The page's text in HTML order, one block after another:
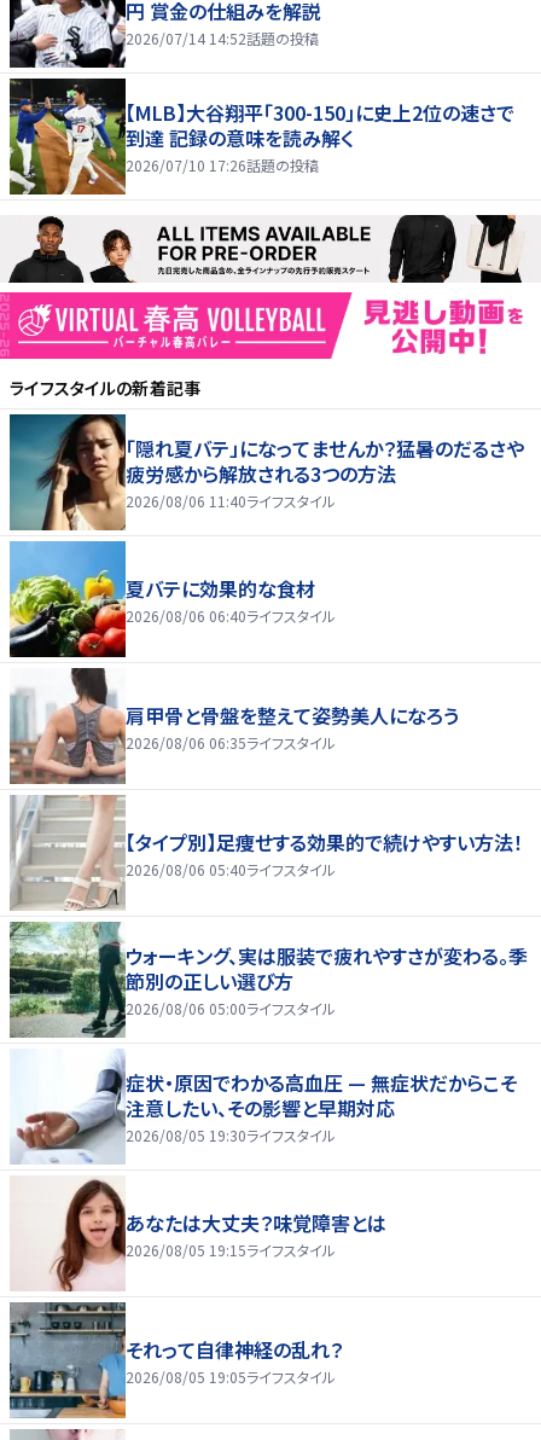
円 賞金の仕組みを解説
2026/07/14 14:52話題の投稿
【MLB】大谷翔平「300-150」に史上2位の速さで
到達 記録の意味を読み解く
2026/07/10 17:26話題の投稿
ライフスタイルの新着記事
「隠れ夏バテ」になってませんか？猛暑のだるさや
疲労感から解放される3つの方法
2026/08/06 11:40ライフスタイル
夏バテに効果的な食材
2026/08/06 06:40ライフスタイル
肩甲骨と骨盤を整えて姿勢美人になろう
2026/08/06 06:35ライフスタイル
【タイプ別】足痩せする効果的で続けやすい方法！
2026/08/06 05:40ライフスタイル
ウォーキング、実は服装で疲れやすさが変わる。季
節別の正しい選び方
2026/08/06 05:00ライフスタイル
症状・原因でわかる高血圧 — 無症状だからこそ
注意したい、その影響と早期対応
2026/08/05 19:30ライフスタイル
あなたは大丈夫？味覚障害とは
2026/08/05 19:15ライフスタイル
それって自律神経の乱れ？
2026/08/05 19:05ライフスタイル